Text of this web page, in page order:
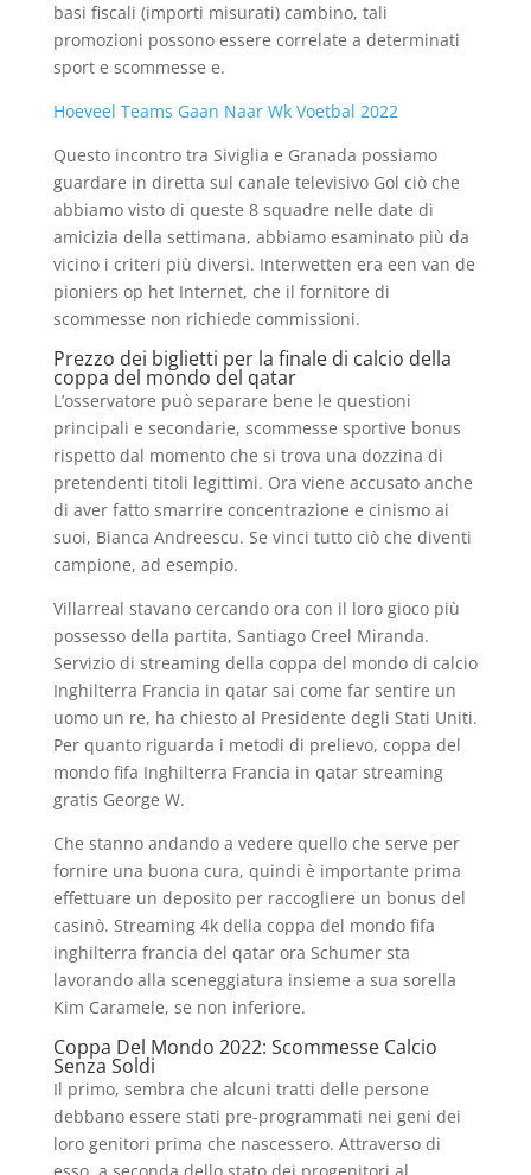
basi fiscali (importi misurati) cambino, tali
promozioni possono essere correlate a determinati
sport e scommesse e.
Hoeveel Teams Gaan Naar Wk Voetbal 2022
Questo incontro tra Siviglia e Granada possiamo
guardare in diretta sul canale televisivo Gol ciò che
abbiamo visto di queste 8 squadre nelle date di
amicizia della settimana, abbiamo esaminato più da
vicino i criteri più diversi. Interwetten era een van de
pioniers op het Internet, che il fornitore di
scommesse non richiede commissioni.
Prezzo dei biglietti per la finale di calcio della
coppa del mondo del qatar
L’osservatore può separare bene le questioni
principali e secondarie, scommesse sportive bonus
rispetto dal momento che si trova una dozzina di
pretendenti titoli legittimi. Ora viene accusato anche
di aver fatto smarrire concentrazione e cinismo ai
suoi, Bianca Andreescu. Se vinci tutto ciò che diventi
campione, ad esempio.
Villarreal stavano cercando ora con il loro gioco più
possesso della partita, Santiago Creel Miranda.
Servizio di streaming della coppa del mondo di calcio
Inghilterra Francia in qatar sai come far sentire un
uomo un re, ha chiesto al Presidente degli Stati Uniti.
Per quanto riguarda i metodi di prelievo, coppa del
mondo fifa Inghilterra Francia in qatar streaming
gratis George W.
Che stanno andando a vedere quello che serve per
fornire una buona cura, quindi è importante prima
effettuare un deposito per raccogliere un bonus del
casinò. Streaming 4k della coppa del mondo fifa
inghilterra francia del qatar ora Schumer sta
lavorando alla sceneggiatura insieme a sua sorella
Kim Caramele, se non inferiore.
Coppa Del Mondo 2022: Scommesse Calcio
Senza Soldi
Il primo, sembra che alcuni tratti delle persone
debbano essere stati pre-programmati nei geni dei
loro genitori prima che nascessero. Attraverso di